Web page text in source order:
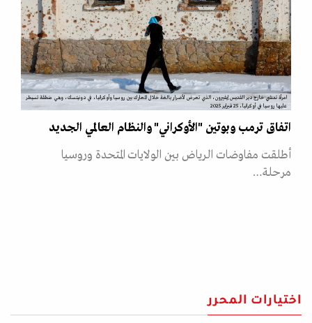
امرأة تمشي خارج دير القديس إيفيرون، الذي تعرض لأضرار بالغة خلال المعارك بين روسيا وأوكرانيا، في دونيتسك، وهي منطقة تسيطر
عليها روسيا في أوكرانيا، 25 فبراير 2025
اتفاق ترمب وبوتين "الأوكراني" والنظام العالمي الجديد
أطلقت مفاوضات الرياض بين الولايات المتحدة وروسيا
مرحلة…
اختيارات المحرر